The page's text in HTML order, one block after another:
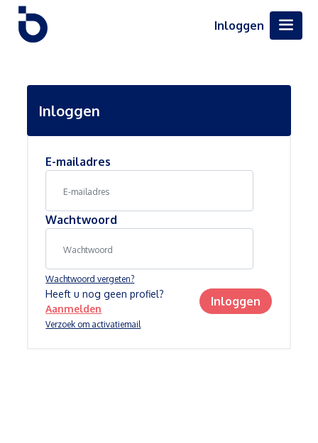
Inloggen
Inloggen
E-mailadres
Wachtwoord
Wachtwoord vergeten?
Verzoek om activatiemail
Heeft u nog geen profiel?
Aanmelden
Inloggen